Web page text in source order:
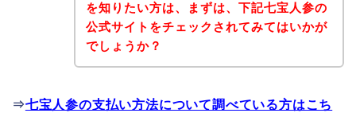
を知りたい方は、まずは、下記七宝人参の
公式サイトをチェックされてみてはいかが
でしょうか？
⇒七宝人参の支払い方法について調べている方はこち